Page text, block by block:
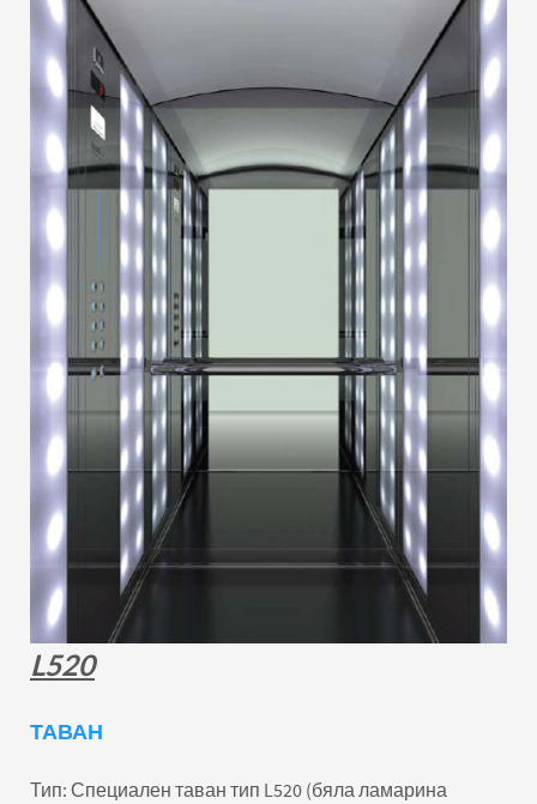
L520
ТАВАН
Тип: Специален таван тип L520 (бяла ламарина